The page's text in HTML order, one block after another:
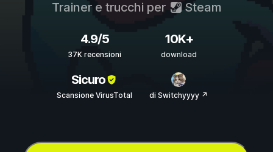
Trainer e trucchi per Steam
4.9/5
37K recensioni
10K+
download
Sicuro
Scansione VirusTotal di Switchyyyy ↗